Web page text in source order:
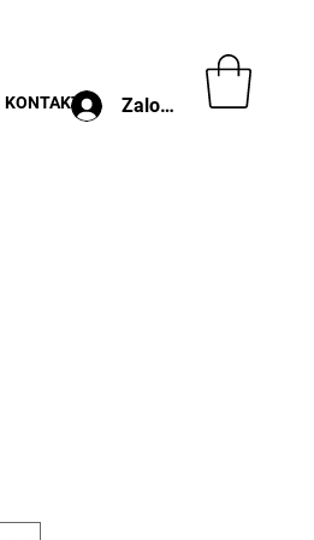
Zaloguj
KONTAKT